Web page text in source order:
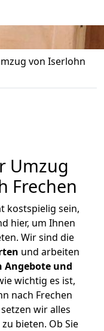
von Iserlohn
Umzug
Frechen
kostspielig sein,
hier, um Ihnen
Wir sind die
und arbeiten
Angebote und
wichtig es ist,
nach Frechen
wir alles
bieten. Ob Sie